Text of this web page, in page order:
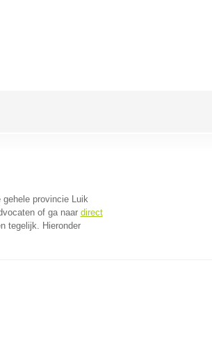
provincie Luik
of ga naar direct
tegelijk. Hieronder